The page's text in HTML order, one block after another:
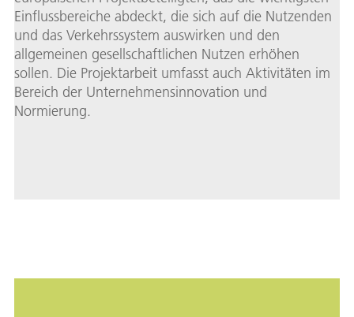
Einflussbereiche abdeckt, die sich auf die Nutzenden
und das Verkehrssystem auswirken und den
allgemeinen gesellschaftlichen Nutzen erhöhen
sollen. Die Projektarbeit umfasst auch Aktivitäten im
Bereich der Unternehmensinnovation und
Normierung.